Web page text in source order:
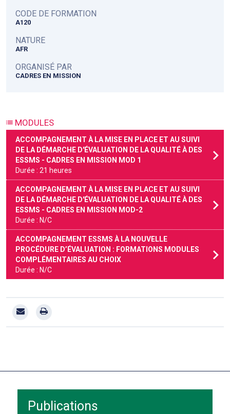
CODE DE FORMATION
A120
NATURE
AFR
ORGANISÉ PAR
CADRES EN MISSION
MODULES
ACCOMPAGNEMENT À LA MISE EN PLACE ET AU SUIVI
DE LA DÉMARCHE D'ÉVALUATION DE LA QUALITÉ À DES
ESSMS - CADRES EN MISSION MOD 1
Durée : 21 heures
ACCOMPAGNEMENT À LA MISE EN PLACE ET AU SUIVI
DE LA DÉMARCHE D'ÉVALUATION DE LA QUALITÉ À DES
ESSMS - CADRES EN MISSION MOD-2
Durée : N/C
ACCOMPAGNEMENT ESSMS À LA NOUVELLE
PROCÉDURE D’ÉVALUATION : FORMATIONS MODULES
COMPLÉMENTAIRES AU CHOIX
Durée : N/C
Publications